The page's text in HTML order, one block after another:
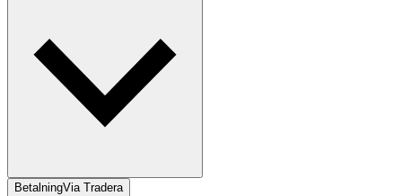
BetalningVia Tradera